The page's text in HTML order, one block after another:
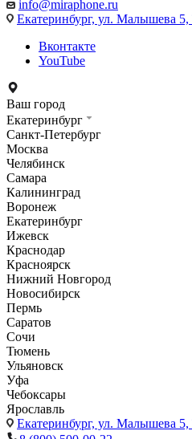
info@miraphone.ru
Екатеринбург, ул. Малышева 5,
Вконтакте
YouTube
Ваш город
Екатеринбург
Санкт-Петербург
Москва
Челябинск
Самара
Калининград
Воронеж
Екатеринбург
Ижевск
Краснодар
Красноярск
Нижний Новгород
Новосибирск
Пермь
Саратов
Сочи
Тюмень
Ульяновск
Уфа
Чебоксары
Ярославль
Екатеринбург, ул. Малышева 5,